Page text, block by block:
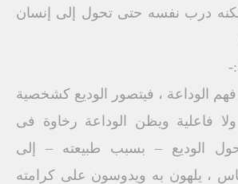
درب نفسه حتى تحول إلى إنسان
الوداعة ، فيتصور الوديع كشخصية
ولا فاعلية ويظن الوداعة رخاوة فى
الوديع – بسبب طبيعته – إلى
، يلهون به ويدوسون على كرامته